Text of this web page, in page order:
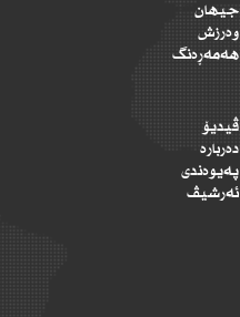
جیهان
وەرزش
هەمەڕەنگ
ڤیدیۆ
دەربارە
پەیوەندی
ئەرشیڤ